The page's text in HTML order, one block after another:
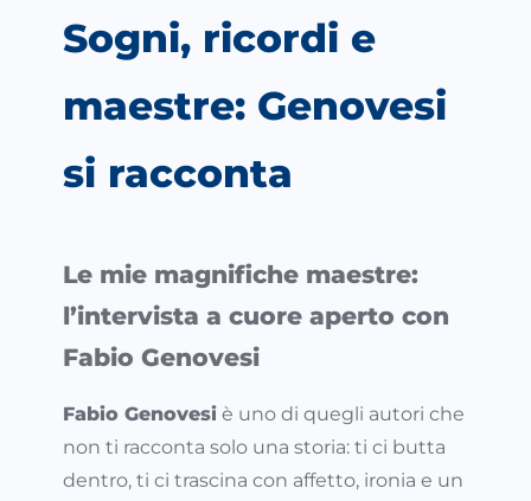
Sogni, ricordi e
maestre: Genovesi
si racconta
Le mie magnifiche maestre:
l’intervista a cuore aperto con
Fabio Genovesi
Fabio Genovesi è uno di quegli autori che
non ti racconta solo una storia: ti ci butta
dentro, ti ci trascina con affetto, ironia e un